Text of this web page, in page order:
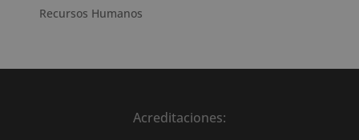
Recursos Humanos
Acreditaciones: